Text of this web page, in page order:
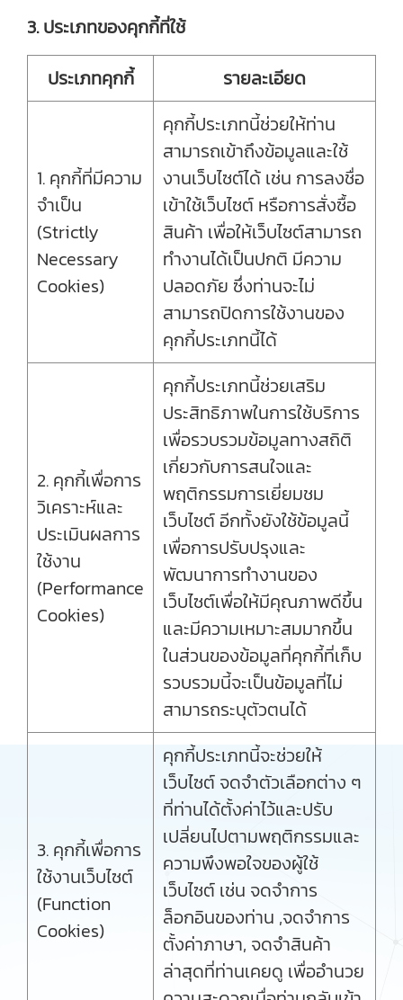
3. ประเภทของคุกกี้ที่ใช้
ประเภทคุกกี้
รายละเอียด
1. คุกกี้ที่มีความ
จำเป็น
(Strictly
Necessary
Cookies)
คุกกี้ประเภทนี้ช่วยให้ท่าน
สามารถเข้าถึงข้อมูลและใช้
งานเว็บไซต์ได้ เช่น การลงชื่อ
เข้าใช้เว็บไซต์ หรือการสั่งซื้อ
สินค้า เพื่อให้เว็บไซต์สามารถ
ทำงานได้เป็นปกติ มีความ
ปลอดภัย ซึ่งท่านจะไม่
สามารถปิดการใช้งานของ
คุกกี้ประเภทนี้ได้
2. คุกกี้เพื่อการ
วิเคราะห์และ
ประเมินผลการ
ใช้งาน
(Performance
Cookies)
คุกกี้ประเภทนี้ช่วยเสริม
ประสิทธิภาพในการใช้บริการ
เพื่อรวบรวมข้อมูลทางสถิติ
เกี่ยวกับการสนใจและ
พฤติกรรมการเยี่ยมชม
เว็บไซต์ อีกทั้งยังใช้ข้อมูลนี้
เพื่อการปรับปรุงและ
พัฒนาการทำงานของ
เว็บไซต์เพื่อให้มีคุณภาพดีขึ้น
และมีความเหมาะสมมากขึ้น
ในส่วนของข้อมูลที่คุกกี้ที่เก็บ
รวบรวมนี้จะเป็นข้อมูลที่ไม่
สามารถระบุตัวตนได้
3. คุกกี้เพื่อการ
ใช้งานเว็บไซต์
(Function
Cookies)
คุกกี้ประเภทนี้จะช่วยให้
เว็บไซต์ จดจำตัวเลือกต่าง ๆ
ที่ท่านได้ตั้งค่าไว้และปรับ
เปลี่ยนไปตามพฤติกรรมและ
ความพึงพอใจของผู้ใช้
เว็บไซต์ เช่น จดจำการ
ล็อกอินของท่าน ,จดจำการ
ตั้งค่าภาษา, จดจำสินค้า
ล่าสุดที่ท่านเคยดู เพื่ออำนวย